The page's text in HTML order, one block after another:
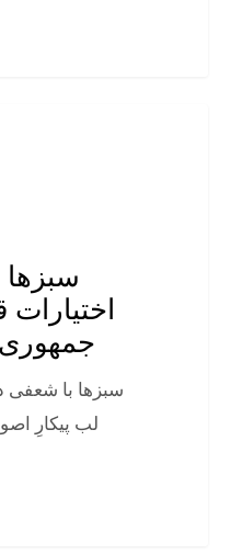
سبزها
سبزها با شعفی
لب پيکارِ